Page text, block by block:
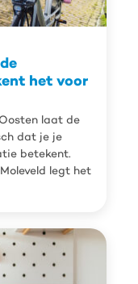
het voor
laat de
dat je je
betekent.
legt het